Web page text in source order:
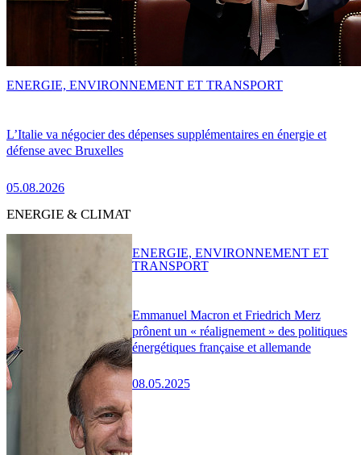
L’Italie va négocier des dépenses supplémentaires en énergie et
défense avec Bruxelles
05.08.2026
ENERGIE, ENVIRONNEMENT ET TRANSPORT
ENERGIE & CLIMAT
Emmanuel Macron et Friedrich Merz
prônent un « réalignement » des politiques
énergétiques française et allemande
08.05.2025
ENERGIE, ENVIRONNEMENT ET
TRANSPORT